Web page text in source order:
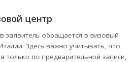
центр
заявитель обращается в визовый
Здесь важно учитывать, что
только по предварительной записи,